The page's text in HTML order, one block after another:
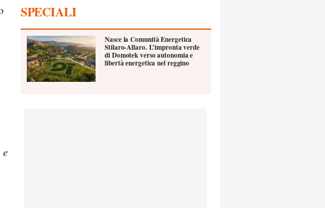
SPECIALI
Nasce la Comunità Energetica
Stilaro-Allaro. L’impronta verde
di Domotek verso autonomia e
libertà energetica nel reggino